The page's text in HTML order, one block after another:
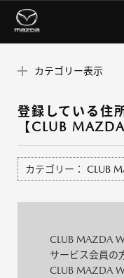
カテゴリー表示
登録している住
【CLUB MAZDA
カテゴリー： CLUB
CLUB MAZDA
サービス会員の
CLUB MAZDA